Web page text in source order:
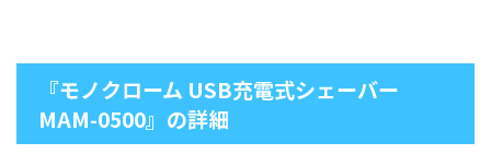
『モノクローム USB充電式シェーバー
MAM-0500』の詳細